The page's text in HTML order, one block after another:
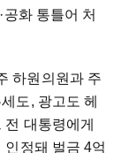
화 통틀어 처
하원의원과 주
도, 광고도 헤
대통령에게
인정돼 벌금 4억